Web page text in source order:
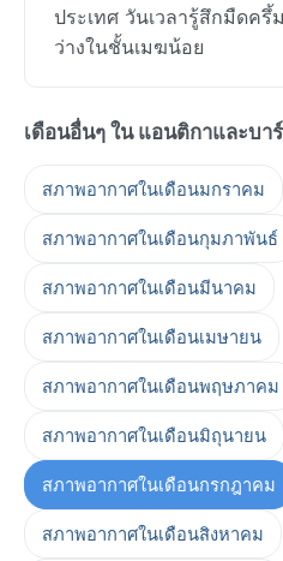
ประเทศ วันเวลารู้สึกมืดค
ว่างในชั้นเมฆน้อย
เดือนอื่นๆ ใน แอนติกาและบา
สภาพอากาศในเดือนมกราคม
สภาพอากาศในเดือนกุมภาพันธ์
สภาพอากาศในเดือนมีนาคม
สภาพอากาศในเดือนเมษายน
สภาพอากาศในเดือนพฤษภาคม
สภาพอากาศในเดือนมิถุนายน
สภาพอากาศในเดือนกรกฎาคม
สภาพอากาศในเดือนสิงหาคม